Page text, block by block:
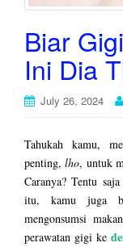
Biar
Ini Dia
July 26, 2024
Tahukah kamu,
penting,lho, untuk
Caranya? Tentu
itu, kamu juga
mengonsumsi
perawatan gigi ke